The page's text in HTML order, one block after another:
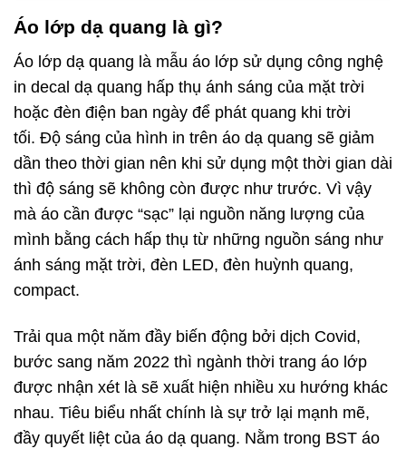
Áo lớp dạ quang là gì?
Áo lớp dạ quang là mẫu áo lớp sử dụng công nghệ
in decal dạ quang hấp thụ ánh sáng của mặt trời
hoặc đèn điện ban ngày để phát quang khi trời
tối. Độ sáng của hình in trên áo dạ quang sẽ giảm
dần theo thời gian nên khi sử dụng một thời gian dài
thì độ sáng sẽ không còn được như trước. Vì vậy
mà áo cần được “sạc” lại nguồn năng lượng của
mình bằng cách hấp thụ từ những nguồn sáng như
ánh sáng mặt trời, đèn LED, đèn huỳnh quang,
compact.
Trải qua một năm đầy biến động bởi dịch Covid,
bước sang năm 2022 thì ngành thời trang áo lớp
được nhận xét là sẽ xuất hiện nhiều xu hướng khác
nhau. Tiêu biểu nhất chính là sự trở lại mạnh mẽ,
đầy quyết liệt của áo dạ quang. Nằm trong BST áo